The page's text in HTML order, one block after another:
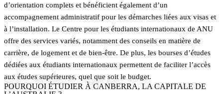
d’orientation complets et bénéficient également d’un
accompagnement administratif pour les démarches liées aux visas et
à l’installation. Le Centre pour les étudiants internationaux de ANU
offre des services variés, notamment des conseils en matière de
carrière, de logement et de bien-être. De plus, les bourses d’études
dédiées aux étudiants internationaux permettent de faciliter l’accès
aux études supérieures, quel que soit le budget.
POURQUOI ÉTUDIER À CANBERRA, LA CAPITALE DE